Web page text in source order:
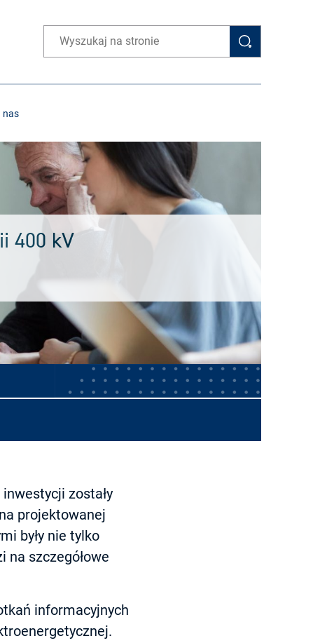
Wpisz wyszukiwaną frazę
nas
400 kV
zostały
projektowanej
były nie tylko
na szczegółowe
informacyjnych